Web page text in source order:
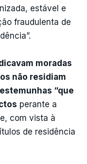
estável e
fraudulenta de
moradas
não residiam
“que
perante a
com vista à
de residência